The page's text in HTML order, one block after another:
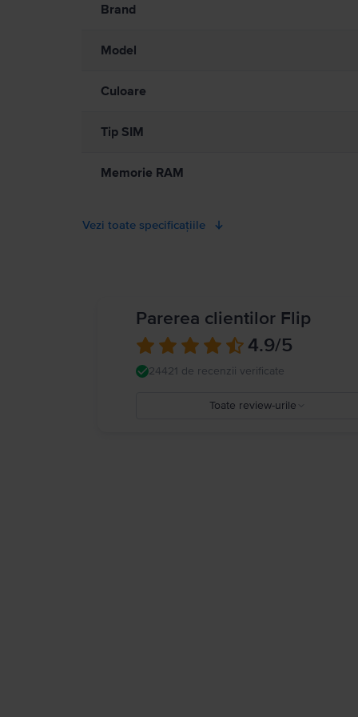
Brand
Model
Culoare
Tip SIM
Memorie RAM
Vezi toate specificațiile
Parerea clientilor Flip
4.9/5
24421 de recenzii verificate
Toate review-urile